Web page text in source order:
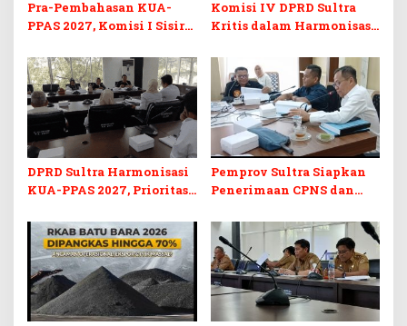
Pra-Pembahasan KUA-
PPAS 2027, Komisi I Sisir
Berkelanjutan
Komisi IV DPRD Sultra
Kritis dalam Harmonisasi
Perubahan APBD 2026
DPRD Sultra Harmonisasi
KUA-PPAS 2027, Prioritas
dan Pelunasan Utang
Infrastruktur
Pemprov Sultra Siapkan
Penerimaan CPNS dan
Desak Formasi Disabilitas